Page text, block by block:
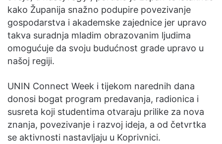
kako Županija snažno podupire povezivanje
gospodarstva i akademske zajednice jer upravo
takva suradnja mladim obrazovanim ljudima
omogućuje da svoju budućnost grade upravo u
našoj regiji.
UNIN Connect Week i tijekom narednih dana
donosi bogat program predavanja, radionica i
susreta koji studentima otvaraju prilike za nova
znanja, povezivanje i razvoj ideja, a od četvrtka
se aktivnosti nastavljaju u Koprivnici.